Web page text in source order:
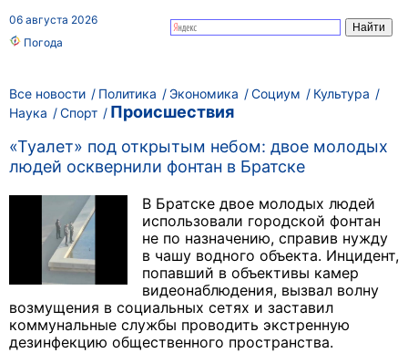
06 августа 2026
Погода
Все новости Политика Экономика Социум
Культура
Наука
Спорт
Происшествия
«Туалет» под открытым небом: двое молодых
людей осквернили фонтан в Братске
В Братске двое молодых людей
использовали городской фонтан
не по назначению, справив нужду
в чашу водного объекта. Инцидент,
попавший в объективы камер
видеонаблюдения, вызвал волну
возмущения в социальных сетях и заставил
коммунальные службы проводить экстренную
дезинфекцию общественного пространства.